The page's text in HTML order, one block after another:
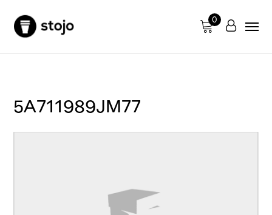
0
5A711989JM77